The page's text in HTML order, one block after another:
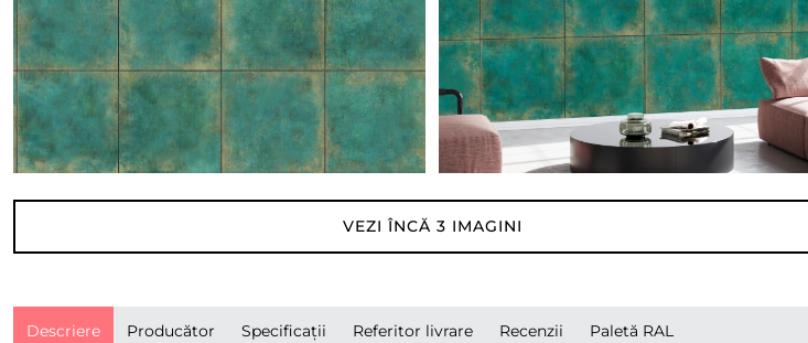
VEZI ÎNCĂ 3 IMAGINI
Descriere Producător Specificații Referitor livrare Recenzii Paletă RAL